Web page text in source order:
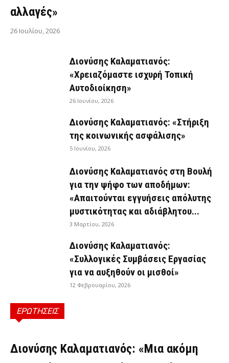
αλλαγές»
26 Ιουλίου, 2026
Διονύσης Καλαματιανός:
«Χρειαζόμαστε ισχυρή Τοπική
Αυτοδιοίκηση»
26 Ιουνίου, 2026
Διονύσης Καλαματιανός: «Στήριξη
της κοινωνικής ασφάλισης»
5 Ιουνίου, 2026
Διονύσης Καλαματιανός στη Βουλή
για την ψήφο των αποδήμων:
«Απαιτούνται εγγυήσεις απόλυτης
μυστικότητας και αδιάβλητου...
3 Μαρτίου, 2026
Διονύσης Καλαματιανός:
«Συλλογικές Συμβάσεις Εργασίας
για να αυξηθούν οι μισθοί»
12 Φεβρουαρίου, 2026
ΕΡΩΤΗΣΕΙΣ
ΕΡΩΤΉΣΕΙΣ
Διονύσης Καλαματιανός: «Μια ακόμη